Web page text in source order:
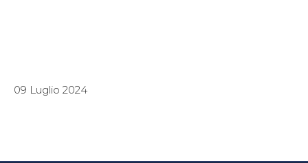
09 Luglio 2024